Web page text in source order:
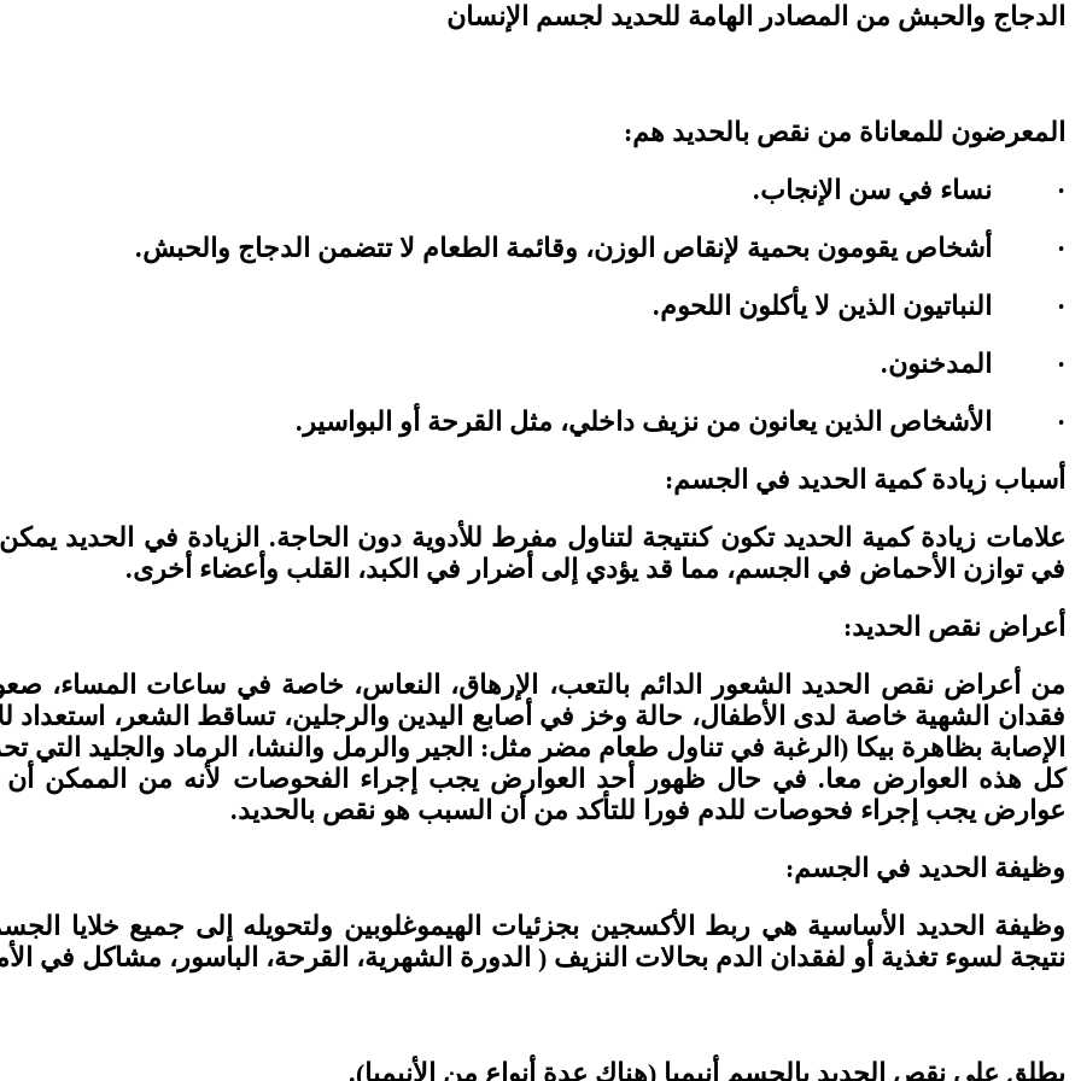
الدجاج والحبش من المصادر الهامة للحديد لجسم الإنسان
المعرضون للمعاناة من نقص بالحديد هم:
· نساء في سن الإنجاب.
·
أشخاص يقومون بحمية لإنقاص الوزن، وقائمة الطعام لا تتضمن الدجاج والحبش.
·
النباتيون الذين لا يأكلون اللحوم.
·
المدخنون.
·
الأشخاص الذين يعانون من نزيف داخلي، مثل القرحة أو البواسير.
أسباب زيادة كمية الحديد في الجسم:
علامات زيادة كمية الحديد تكون كنتيجة لتناول مفرط للأدوية دون الحاجة. الزيادة في الحديد
في توازن الأحماض في الجسم، مما قد يؤدي إلى أضرار في الكبد، القلب وأعضاء أخرى.
أعراض نقص الحديد:
من أعراض نقص الحديد الشعور الدائم بالتعب، الإرهاق، النعاس، خاصة في ساعات المساء،
فقدان الشهية خاصة لدى الأطفال، حالة وخز في أصابع اليدين والرجلين، تساقط الشعر، استعداد
الإصابة بظاهرة بيكا (الرغبة في تناول طعام مضر مثل: الجير والرمل والنشا، الرماد والجليد
كل هذه العوارض معا. في حال ظهور أحد العوارض يجب إجراء الفحوصات لأنه من الممكن
عوارض يجب إجراء فحوصات للدم فورا للتأكد من أن السبب هو نقص بالحديد.
وظيفة الحديد في الجسم:
وظيفة الحديد الأساسية هي ربط الأكسجين بجزئيات الهيموغلوبين ولتحويله إلى جميع خلايا
نتيجة لسوء تغذية أو لفقدان الدم بحالات النزيف ( الدورة الشهرية، القرحة، الباسور، مشاكل في
يطلق على نقص الحديد بالجسم أنيميا (هناك عدة أنواع من الأنيميا).